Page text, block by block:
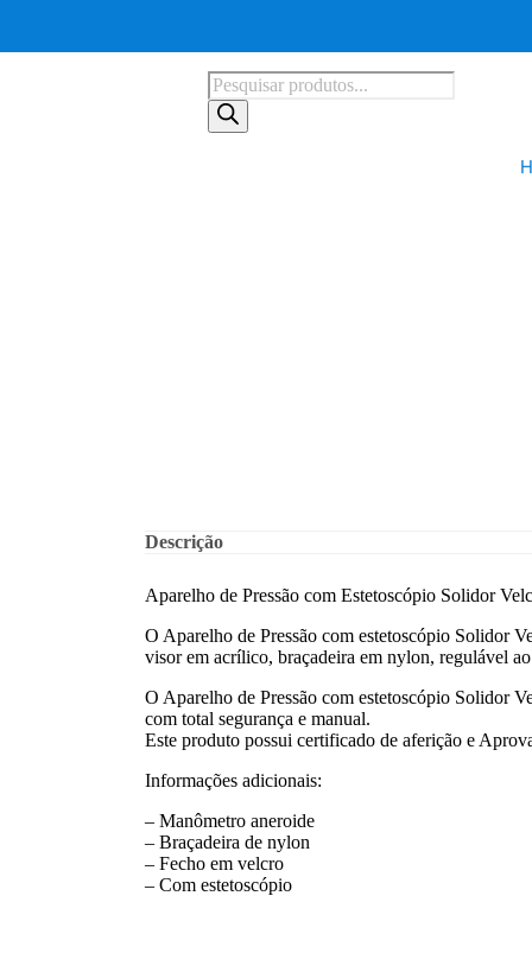
Descrição
Aparelho de Pressão com Estetoscópio Solidor
O Aparelho de Pressão com estetoscópio Solidor
visor em acrílico, braçadeira em nylon, regulável
O Aparelho de Pressão com estetoscópio Solidor
com total segurança e manual.
Este produto possui certificado de aferição e
Informações adicionais:
– Manômetro aneroide
– Braçadeira de nylon
– Fecho em velcro
– Com estetoscópio